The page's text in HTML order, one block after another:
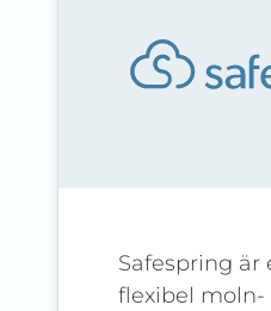
Safespring är
flexibel moln-